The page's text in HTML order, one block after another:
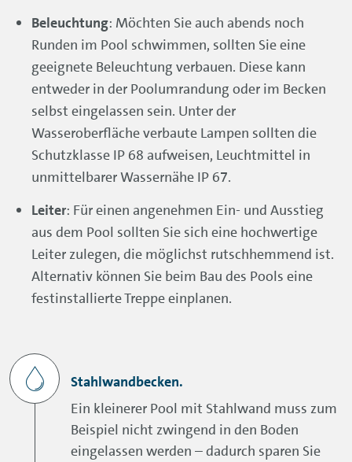
Beleuchtung: Möchten Sie auch abends noch
Runden im Pool schwimmen, sollten Sie eine
geeignete Beleuchtung verbauen. Diese kann
entweder in der Poolumrandung oder im Becken
selbst eingelassen sein. Unter der
Wasseroberfläche verbaute Lampen sollten die
Schutzklasse IP 68 aufweisen, Leuchtmittel in
unmittelbarer Wassernähe IP 67.
Leiter: Für einen angenehmen Ein- und Ausstieg
aus dem Pool sollten Sie sich eine hochwertige
Leiter zulegen, die möglichst rutschhemmend ist.
Alternativ können Sie beim Bau des Pools eine
festinstallierte Treppe einplanen.
Stahlwandbecken.
Ein kleinerer Pool mit Stahlwand muss zum
Beispiel nicht zwingend in den Boden
eingelassen werden – dadurch sparen Sie